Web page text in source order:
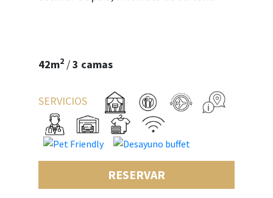
42m2 /3 camas
SERVICIOS
RESERVAR